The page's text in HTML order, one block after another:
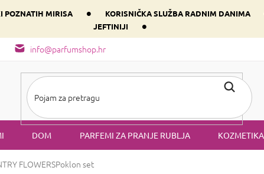
POZNATIH MIRISA • KORISNIČKA SLUŽBA RADNIM DANIMA
JEFTINIJI
•
info@parfumshop.hr
svog srca prema dominantnoj komponenti
DOM PARFEMI ZA PRANJE RUBLJA KOZMETIKA
FLOWERSPoklon set